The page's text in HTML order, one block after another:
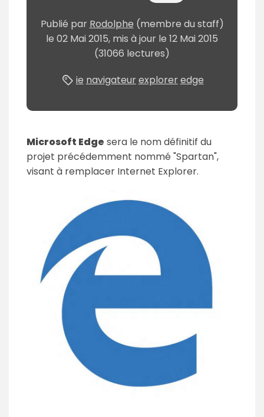
Publié par Rodolphe (membre du staff)
le 02 Mai 2015, mis à jour le 12 Mai 2015
(31066 lectures)
ie navigateurexploreredge
Microsoft Edge sera le nom définitif du
projet précédemment nommé "Spartan",
visant à remplacer Internet Explorer.